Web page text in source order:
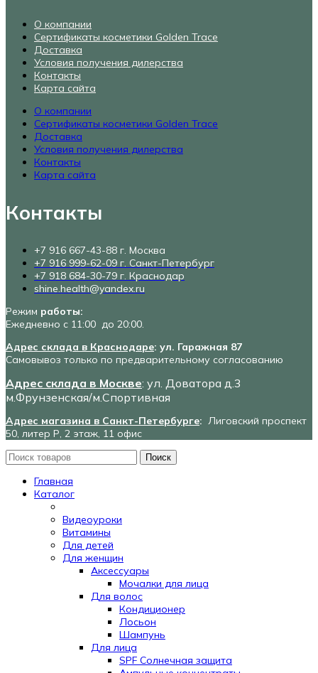
О компании
Сертификаты косметики Golden Trace
Доставка
Условия получения дилерства
Контакты
Карта сайта
О компании
Сертификаты косметики Golden Trace
Доставка
Условия получения дилерства
Контакты
Карта сайта
Контакты
+7 916 667-43-88 г. Москва
+7 916 999-62-09 г. Санкт-Петербург
+7 918 684-30-79 г. Краснодар
shine.health@yandex.ru
Режим работы:
Ежедневно с 11:00 до 20:00.
Адрес склада в Краснодаре: ул. Гаражная 87
Самовывоз только по предварительному согласованию
Адрес склада в Москве: ул. Доватора д.3
м.Фрунзенская/м.Спортивная
Адрес магазина в Санкт-Петербурге: Лиговский проспект
50, литер Р, 2 этаж, 11 офис
Поиск
Главная
Каталог
Видеоуроки
Витамины
Для детей
Для женщин
Аксессуары
Мочалки для лица
Для волос
Кондиционер
Лосьон
Шампунь
Для лица
SPF Солнечная защита